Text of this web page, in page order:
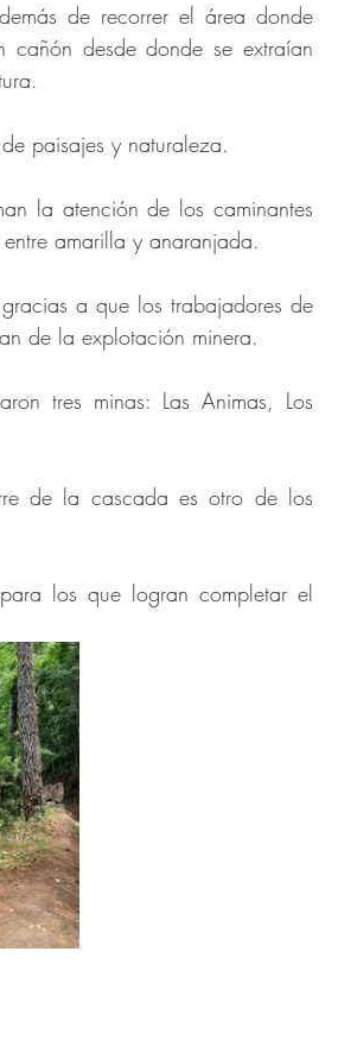
de recorrer el área donde
desde donde se extraían
paisajes y naturaleza.
la atención de los caminantes
amarilla y anaranjada.
a que los trabajadores de
de la explotación minera.
tres minas: Las Animas, Los
de la cascada es otro de los
los que logran completar el